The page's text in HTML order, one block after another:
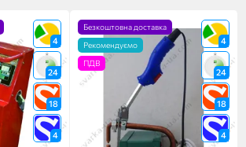
4
24
18
4
4
24
18
4
Безкоштовна доставка
Рекомендуємо
ПДВ